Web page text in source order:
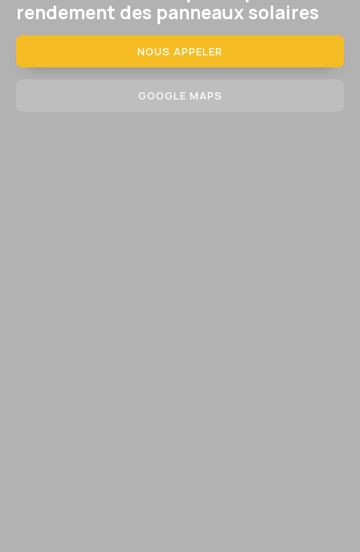
rendement des panneaux solaires
NOUS APPELER
GOOGLE MAPS